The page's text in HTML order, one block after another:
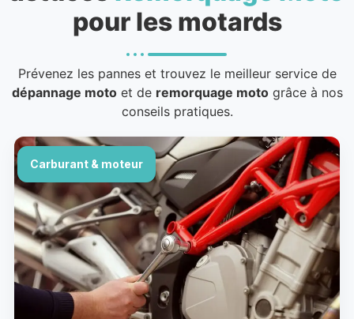
pour les motards
Prévenez les pannes et trouvez le meilleur service de
dépannage motoet de remorquage motogrâce à nos
conseils pratiques.
Carburant & moteur